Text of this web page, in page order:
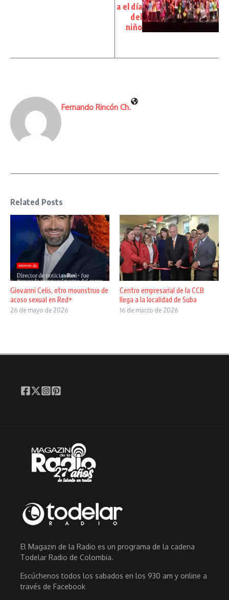
a el día
del
niño
Fernando Rincón Ch.
Related Posts
Giovanni Celis, otro mounstruo de
acoso sexual en Red+
26 de mayo de 2026
Centro empresarial de la CCB
llega a la localidad de Suba
16 de marzo de 2026
El Magazin de la Radio es un programa de la cadena
Todelar Radio de Colombia.
Escúchenos todos los sabados en los 930 am y online a
través de Facebook